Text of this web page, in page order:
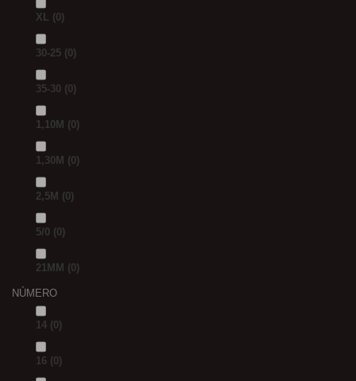
XL (0)
30-25 (0)
35-30 (0)
1,10M (0)
1,30M (0)
2,5M (0)
5/0 (0)
21MM (0)
NÚMERO
14 (0)
16 (0)